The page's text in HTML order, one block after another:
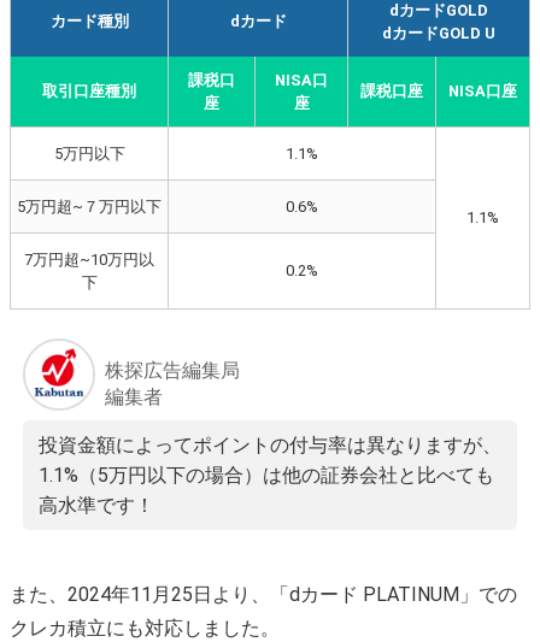
カード種別 dカード
dカードGOLD
dカードGOLD U
取引口座種別
課税口
座
NISA口
座
課税口座 NISA口座
5万円以下 1.1%
1.1%
5万円超~７万円以下 0.6%
7万円超~10万円以
下
0.2%
株探広告編集局
編集者
投資金額によってポイントの付与率は異なりますが、
1.1%（5万円以下の場合）は他の証券会社と比べても
高水準です！
また、2024年11月25日より、「dカード PLATINUM」での
クレカ積立にも対応しました。